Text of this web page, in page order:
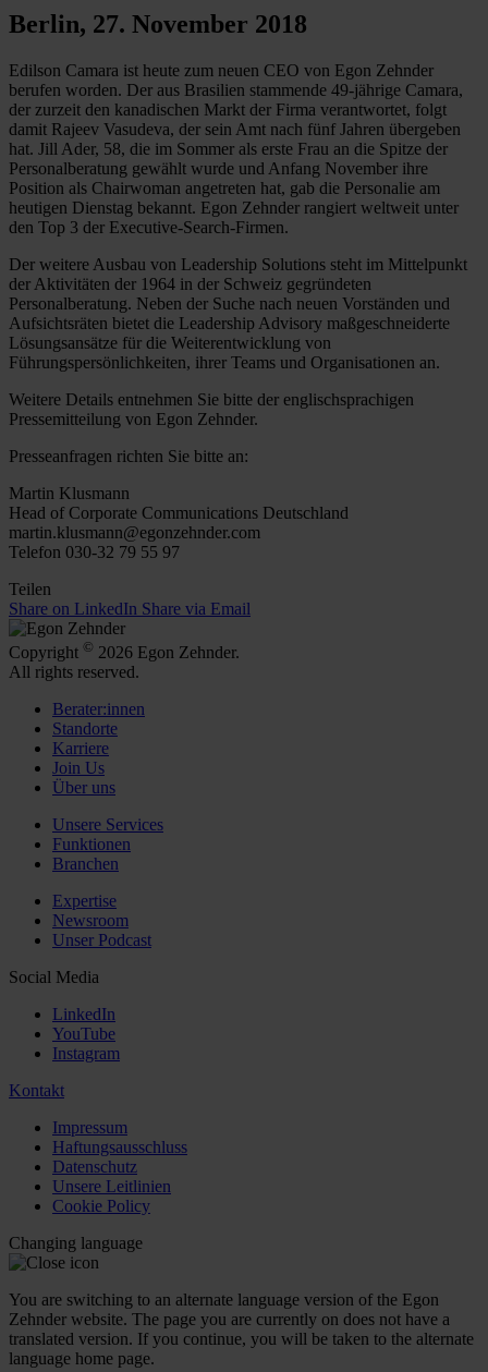
Berlin, 27. November 2018
Edilson Camara ist heute zum neuen CEO von Egon Zehnder
berufen worden. Der aus Brasilien stammende 49-jährige Camara,
der zurzeit den kanadischen Markt der Firma verantwortet, folgt
damit Rajeev Vasudeva, der sein Amt nach fünf Jahren übergeben
hat. Jill Ader, 58, die im Sommer als erste Frau an die Spitze der
Personalberatung gewählt wurde und Anfang November ihre
Position als Chairwoman angetreten hat, gab die Personalie am
heutigen Dienstag bekannt. Egon Zehnder rangiert weltweit unter
den Top 3 der Executive-Search-Firmen.
Der weitere Ausbau von Leadership Solutions steht im Mittelpunkt
der Aktivitäten der 1964 in der Schweiz gegründeten
Personalberatung. Neben der Suche nach neuen Vorständen und
Aufsichtsräten bietet die Leadership Advisory maßgeschneiderte
Lösungsansätze für die Weiterentwicklung von
Führungspersönlichkeiten, ihrer Teams und Organisationen an.
Weitere Details entnehmen Sie bitte der englischsprachigen
Pressemitteilung von Egon Zehnder.
Presseanfragen richten Sie bitte an:
Martin Klusmann
Head of Corporate Communications Deutschland
martin.klusmann@egonzehnder.com
Telefon 030-32 79 55 97
Teilen
Share on LinkedIn Share via Email
Copyright © 2026 Egon Zehnder.
All rights reserved.
Berater:innen
Standorte
Karriere
Join Us
Über uns
Unsere Services
Funktionen
Branchen
Expertise
Newsroom
Unser Podcast
Social Media
LinkedIn
YouTube
Instagram
Kontakt
Impressum
Haftungsausschluss
Datenschutz
Unsere Leitlinien
Cookie Policy
Changing language
You are switching to an alternate language version of the Egon
Zehnder website. The page you are currently on does not have a
translated version. If you continue, you will be taken to the alternate
language home page.